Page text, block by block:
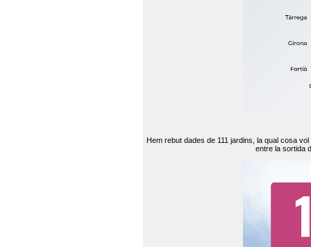
Hem rebut dades de 111 jardins, la qual cosa
entre la sortida